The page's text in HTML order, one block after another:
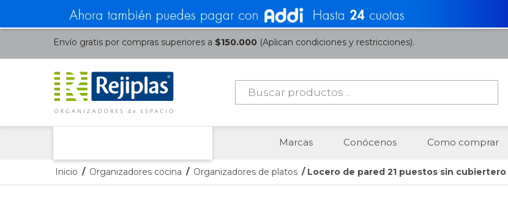
Envío gratis por compras superiores a $150.000 (Aplican condiciones y restricciones).
Búsqueda
productos
Marcas Conócenos Como comprar
Inicio / Organizadores cocina / Organizadores de platos / Locero de pared 21 puestos sin cubiertero